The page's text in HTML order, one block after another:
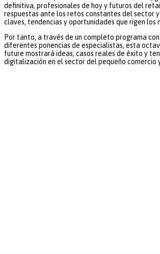
definitiva, profesionales de hoy y futuros del
respuestas ante los retos constantes del sector
claves, tendencias y oportunidades que rigen los
Por tanto, a través de un completo programa
diferentes ponencias de especialistas, esta
future mostrará ideas, casos reales de éxito y
digitalización en el sector del pequeño comercio